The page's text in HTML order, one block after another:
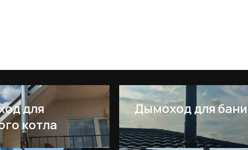
для
котла
Дымоход для бани